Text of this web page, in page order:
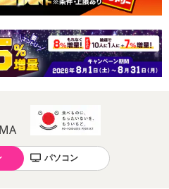
パソコン